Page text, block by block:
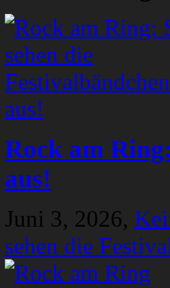
Rock am
aus!
Juni 3, 2026,
sehen die